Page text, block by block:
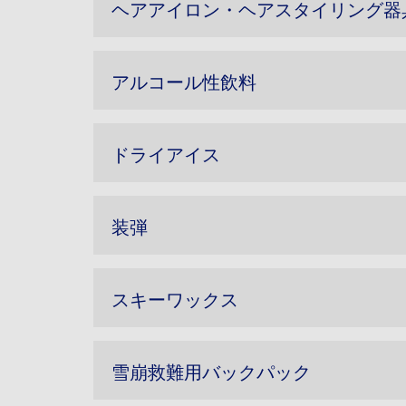
ヘアアイロン・ヘアスタイリング器
アルコール性飲料
ドライアイス
装弾
スキーワックス
雪崩救難用バックパック